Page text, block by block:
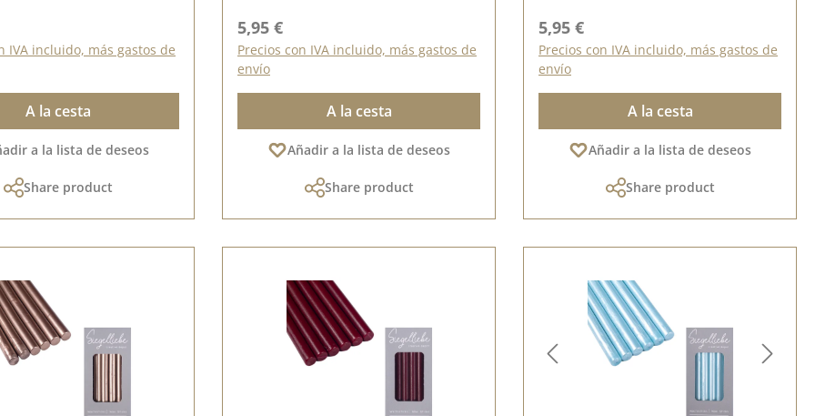
IVA incluido, más gastos de
A la cesta
a la lista de deseos
Share product
Precio normal:
5,95 €
Precios con IVA incluido, más gastos de
envío
A la cesta
Añadir a la lista de deseos
Share product
Precio normal:
5,95 €
Precios con IVA incluido, más gastos de
envío
A la cesta
Añadir a la lista de deseos
Share product